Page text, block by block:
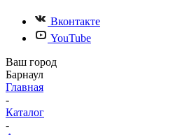
Вконтакте
YouTube
Ваш город
Барнаул
Главная
-
Каталог
-